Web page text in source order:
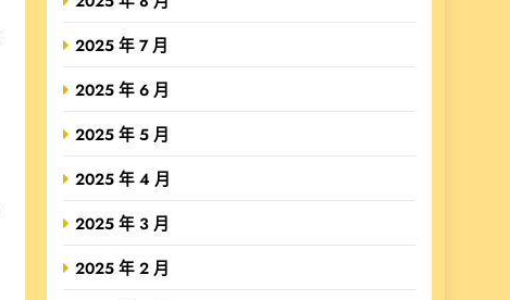
2025 年 7 月
2025 年 6 月
2025 年 5 月
2025 年 4 月
2025 年 3 月
2025 年 2 月